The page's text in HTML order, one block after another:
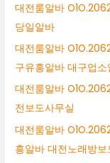
대전룸알바
당일알바
대전룸알바
구유흥알바 대구업소
대전룸알바
전보도사무실
대전룸알바
흥알바 대전노래방보